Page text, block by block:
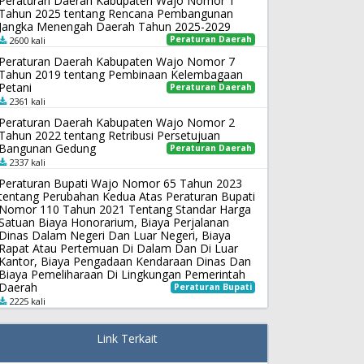
Tahun 2025 tentang Rencana Pembangunan
Jangka Menengah Daerah Tahun 2025-2029
Peraturan Daerah
2600 kali
Peraturan Daerah Kabupaten Wajo Nomor 7
Tahun 2019 tentang Pembinaan Kelembagaan
Petani
Peraturan Daerah
2361 kali
Peraturan Daerah Kabupaten Wajo Nomor 2
Tahun 2022 tentang Retribusi Persetujuan
Bangunan Gedung
Peraturan Daerah
2337 kali
Peraturan Bupati Wajo Nomor 65 Tahun 2023
Perubahan Kedua Atas Peraturan Bupati
Nomor 110 Tahun 2021 Tentang Standar Harga
Biaya Honorarium, Biaya Perjalanan
Dinas Dalam Negeri Dan Luar Negeri, Biaya
Rapat Atau Pertemuan Di Dalam Dan Di Luar
Kantor, Biaya Pengadaan Kendaraan Dinas Dan
Biaya Pemeliharaan Di Lingkungan Pemerintah
Daerah
Peraturan Bupati
2225 kali
Link Terkait